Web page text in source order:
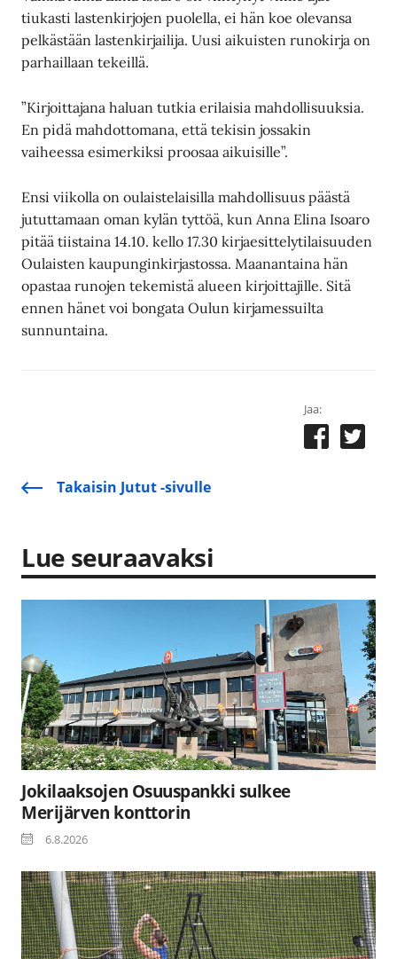
tiukasti lastenkirjojen puolella, ei hän koe olevansa
pelkästään lastenkirjailija. Uusi aikuisten runokirja on
parhaillaan tekeillä.
”Kirjoittajana haluan tutkia erilaisia mahdollisuuksia.
En pidä mahdottomana, että tekisin jossakin
vaiheessa esimerkiksi proosaa aikuisille”.
Ensi viikolla on oulaistelaisilla mahdollisuus päästä
jututtamaan oman kylän tyttöä, kun Anna Elina Isoaro
pitää tiistaina 14.10. kello 17.30 kirjaesittelytilaisuuden
Oulaisten kaupunginkirjastossa. Maanantaina hän
opastaa runojen tekemistä alueen kirjoittajille. Sitä
ennen hänet voi bongata Oulun kirjamessuilta
sunnuntaina.
Jaa:
Takaisin Jutut -sivulle
Lue seuraavaksi
Jokilaaksojen Osuuspankki sulkee
Merijärven konttorin
6.8.2026